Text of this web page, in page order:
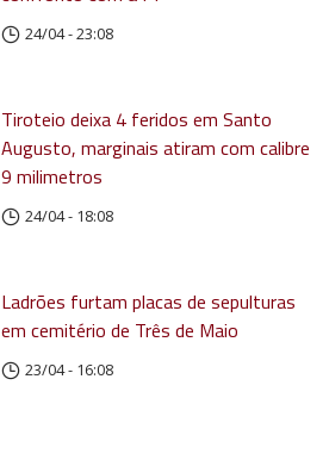
24/04 - 23:08
Tiroteio deixa 4 feridos em Santo
Augusto, marginais atiram com calibre
9 milimetros
24/04 - 18:08
Ladrões furtam placas de sepulturas
em cemitério de Três de Maio
23/04 - 16:08